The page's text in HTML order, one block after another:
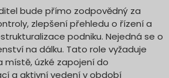
bude přímo zodpovědný za
zlepšení přehledu o řízení a
podniku. Nejedná se o
na dálku. Tato role vyžaduje
úzké zapojení do
a aktivní vedení v období